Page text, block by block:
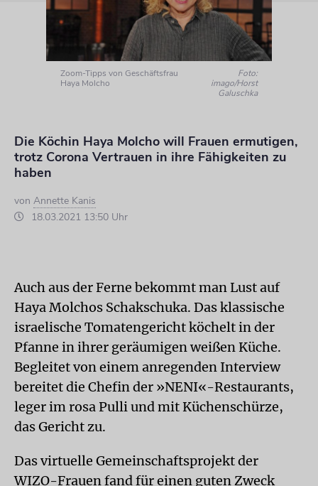
Zoom-Tipps von Geschäftsfrau
Haya Molcho
Foto:
imago/Horst
Galuschka
Die Köchin Haya Molcho will Frauen ermutigen,
trotz Corona Vertrauen in ihre Fähigkeiten zu
haben
von Annette Kanis
18.03.2021 13:50 Uhr
Auch aus der Ferne bekommt man Lust auf
Haya Molchos Schakschuka. Das klassische
israelische Tomatengericht köchelt in der
Pfanne in ihrer geräumigen weißen Küche.
Begleitet von einem anregenden Interview
bereitet die Chefin der »NENI«-Restaurants,
leger im rosa Pulli und mit Küchenschürze,
das Gericht zu.
Das virtuelle Gemeinschaftsprojekt der
WIZO-Frauen fand für einen guten Zweck